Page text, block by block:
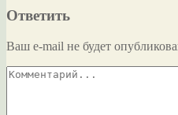
Ответить
Ваш e-mail не будет